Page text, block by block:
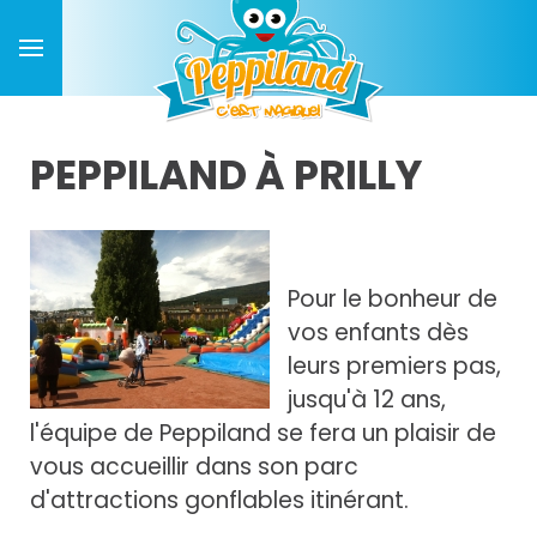
PEPPILAND À PRILLY
Pour le bonheur de
vos enfants dès
leurs premiers pas,
jusqu'à 12 ans,
l'équipe de Peppiland se fera un plaisir de
vous accueillir dans son parc
d'attractions gonflables itinérant.